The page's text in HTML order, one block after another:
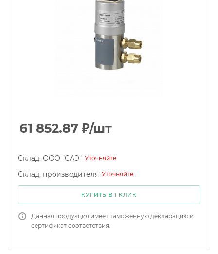
61 852.87 ₽/шт
Склад, ООО "САЭ" Уточняйте
Склад, производителя Уточняйте
КУПИТЬ В 1 КЛИК
Данная продукция имеет таможенную декларацию и
сертификат соответствия.